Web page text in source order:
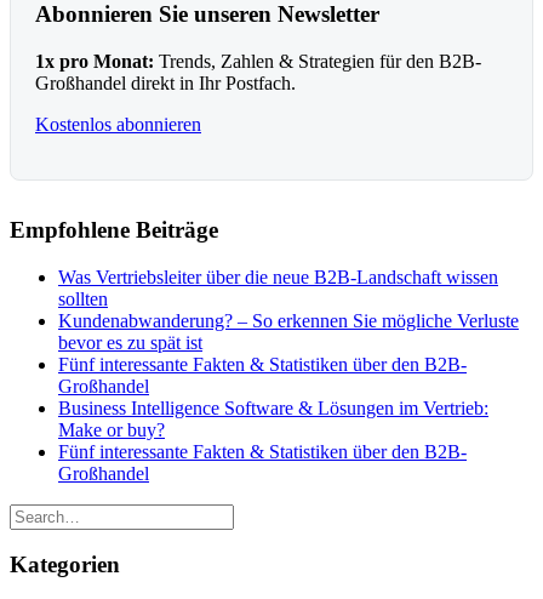
Abonnieren Sie unseren Newsletter
1x pro Monat: Trends, Zahlen & Strategien für den B2B-
Großhandel direkt in Ihr Postfach.
Kostenlos abonnieren
Empfohlene Beiträge
Was Vertriebsleiter über die neue B2B-Landschaft wissen
sollten
Kundenabwanderung? – So erkennen Sie mögliche Verluste
bevor es zu spät ist
Fünf interessante Fakten & Statistiken über den B2B-
Großhandel
Business Intelligence Software & Lösungen im Vertrieb:
Make or buy?
Fünf interessante Fakten & Statistiken über den B2B-
Großhandel
Kategorien